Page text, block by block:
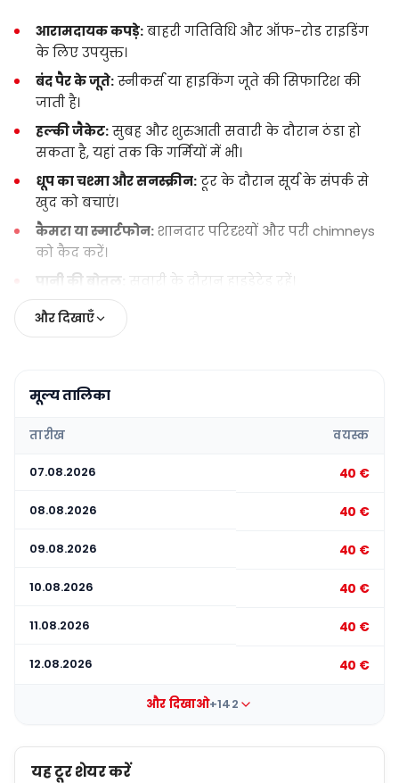
बुकिंग और समय:विशेष रूप से पीक सीजन के दौरान
जल्दी बुकिंग की सिफारिश की जाती है। पिकअप के
समय दौरे से एक दिन पहले सुनिश्चित किए जाते हैं।
क्या शामिल नहीं है:
हैं। यदि आप चाहें तो पानी लाएँ।
आरामदायक कपड़े: बाहरी गतिविधि और ऑफ-रोड राइडिंग
के लिए उपयुक्त।
बंद पैर के जूते: स्नीकर्स या हाइकिंग जूते की सिफारिश की
जाती है।
हल्की जैकेट: सुबह और शुरुआती सवारी के दौरान ठंडा हो
सकता है, यहां तक कि गर्मियों में भी।
धूप का चश्मा और सनस्क्रीन: टूर के दौरान सूर्य के संपर्क से
खुद को बचाएं।
कैमरा या स्मार्टफोन: शानदार परिदृश्यों और परी chimneys
को कैद करें।
पानी की बोतल: सवारी के दौरान हाइड्रेटेड रहें।
वैकल्पिक: ATV हैंडलबार पर बेहतर पकड़ और आराम के
और दिखाएँ
मूल्य तालिका
तारीख वयस्क
07.08.2026 40 €
08.08.2026 40 €
09.08.2026 40 €
10.08.2026 40 €
11.08.2026 40 €
12.08.2026 40 €
और दिखाओ+142
यह टूर शेयर करें